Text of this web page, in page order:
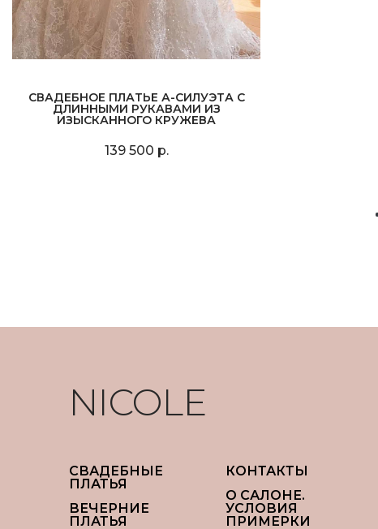
СВАДЕБНОЕ ПЛАТЬЕ А-СИЛУЭТА С
ДЛИННЫМИ РУКАВАМИ ИЗ
ИЗЫСКАННОГО КРУЖЕВА
139 500 р.
NICOLE
СВАДЕБНЫЕ
ПЛАТЬЯ
ВЕЧЕРНИЕ
ПЛАТЬЯ
КОНТАКТЫ
О САЛОНЕ.
УСЛОВИЯ
ПРИМЕРКИ